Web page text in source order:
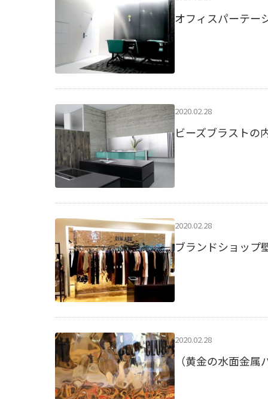
オフィスパーテー
2020.02.28
ビーズブラストの
2020.02.28
ブランドショップ
2020.02.28
（黄金の水面金